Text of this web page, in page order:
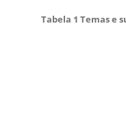
Tabela 1 Temas e